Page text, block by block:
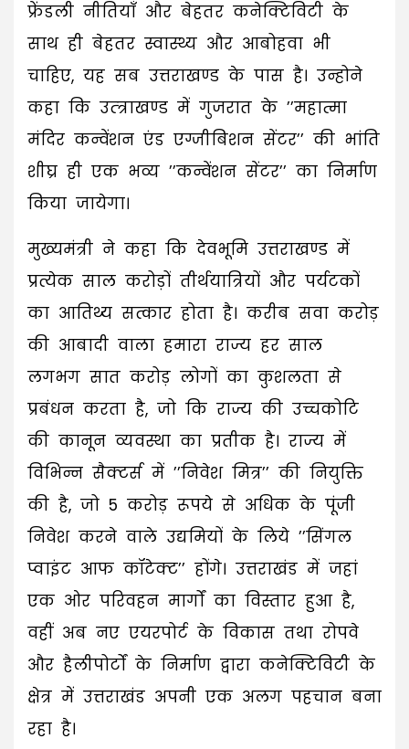
फ्रेंडली नीतियाँ और बेहतर कनेक्टिविटी के
साथ ही बेहतर स्वास्थ्य और आबोहवा भी
चाहिए, यह सब उत्तराखण्ड के पास है। उन्होने
कहा कि उत्त्राखण्ड में गुजरात के ’’महात्मा
मंदिर कन्वेंशन एंड एग्जीबिशन सेंटर’’ की भांति
शीघ्र ही एक भव्य ’’कन्वेंशन सेंटर’’ का निर्माण
किया जायेगा।
मुख्यमंत्री ने कहा कि देवभूमि उत्तराखण्ड में
प्रत्येक साल करोड़ों तीर्थयात्रियों और पर्यटकों
का आतिथ्य सत्कार होता है। करीब सवा करोड़
की आबादी वाला हमारा राज्य हर साल
लगभग सात करोड़ लोगों का कुशलता से
प्रबंधन करता है, जो कि राज्य की उच्चकोटि
की कानून व्यवस्था का प्रतीक है। राज्य में
विभिन्न सैक्टर्स में ’’निवेश मित्र’’ की नियुक्ति
की है, जो 5 करोड़ रूपये से अधिक के पूंजी
निवेश करने वाले उद्यमियों के लिये ’’सिंगल
प्वाइंट आफ कॉटेक्ट’’ होंगे। उत्तराखंड में जहां
एक ओर परिवहन मार्गों का विस्तार हुआ है,
वहीं अब नए एयरपोर्ट के विकास तथा रोपवे
और हैलीपोर्टों के निर्माण द्वारा कनेक्टिविटी के
क्षेत्र में उत्तराखंड अपनी एक अलग पहचान बना
रहा है।